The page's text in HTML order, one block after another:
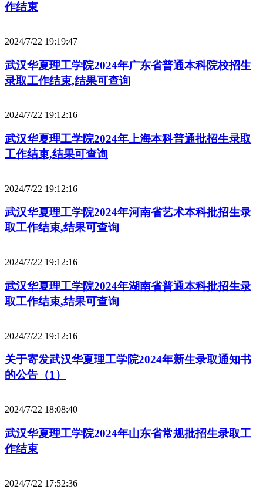
作结束
2024/7/22 19:19:47
武汉华夏理工学院2024年广东省普通本科院校招生
录取工作结束,结果可查询
2024/7/22 19:12:16
武汉华夏理工学院2024年上海本科普通批招生录取
工作结束,结果可查询
2024/7/22 19:12:16
武汉华夏理工学院2024年河南省艺术本科批招生录
取工作结束,结果可查询
2024/7/22 19:12:16
武汉华夏理工学院2024年湖南省普通本科批招生录
取工作结束,结果可查询
2024/7/22 19:12:16
关于寄发武汉华夏理工学院2024年新生录取通知书
的公告（1）
2024/7/22 18:08:40
武汉华夏理工学院2024年山东省常规批招生录取工
作结束
2024/7/22 17:52:36